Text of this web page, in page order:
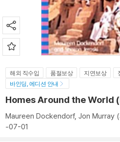
해외 직수입 품절보상 지연보상
바인딩, 에디션 안내
Homes Around the World
Maureen Dockendorf, Jon Murray
-07-01